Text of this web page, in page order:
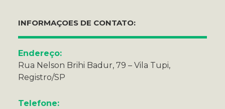
INFORMAÇOES DE CONTATO:
Endereço:
Rua Nelson Brihi Badur, 79 – Vila Tupi,
Registro/SP
Telefone: